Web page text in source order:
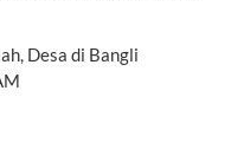
Desa di Bangli